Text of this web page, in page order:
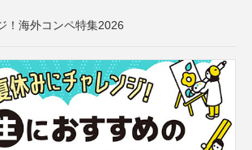
！海外コンペ特集2026